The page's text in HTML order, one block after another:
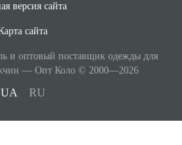
версия сайта
сайта
и оптовый поставщик одежды для
— Опт Коло © 2000—2026
UA RU